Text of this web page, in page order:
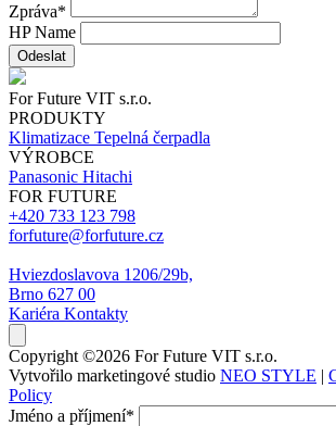
Zpráva*
HP Name
Odeslat
For Future VIT s.r.o.
PRODUKTY
Klimatizace Tepelná čerpadla
VÝROBCE
Panasonic Hitachi
FOR FUTURE
+420 733 123 798
forfuture@forfuture.cz
Hviezdoslavova 1206/29b,
Brno 627 00
Kariéra Kontakty
Copyright ©2026 For Future VIT s.r.o.
Vytvořilo marketingové studio NEO STYLE |
Policy
Jméno a příjmení*